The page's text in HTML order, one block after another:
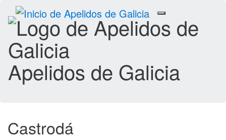
Toggle
navigation
Apelidos de Galicia
Castrodá